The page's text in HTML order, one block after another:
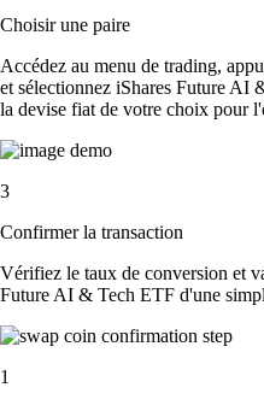
Choisir une paire
Accédez au menu de trading,
et sélectionnez iShares Future AI
la devise fiat de votre choix pour
3
Confirmer la transaction
Vérifiez le taux de conversion et
Future AI & Tech ETF d'une
1